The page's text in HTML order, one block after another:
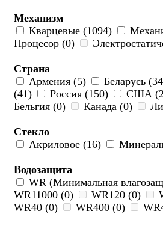
Механизм
Кварцевые (1094)
Процесор (0)
Страна
Армения (5)
Беларусь
(41)
Россия (150) США
Бельгия (0)
Канада (0)
Стекло
Акриловое (16)
Водозащита
WR (Минимальная
WR11000 (0)
WR120 (0)
WR40 (0)
WR400 (0)